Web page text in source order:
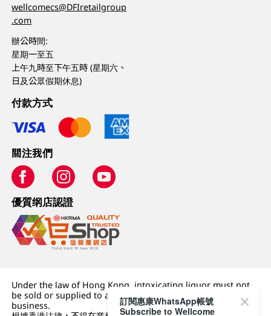
wellcomecs@DFIretailgroup
.com
辦公時間:
星期一至五
上午九時至下午五時 (星期六、
日及公眾假期休息)
付款方式
關注我們
優質纲店認證
Under the law of Hong Kong, intoxicating liquor must not
be sold or supplied to a minor (under 18) in the course of
business.
訂閱惠康WhatsApp帳號
Subscribe to Wellcome